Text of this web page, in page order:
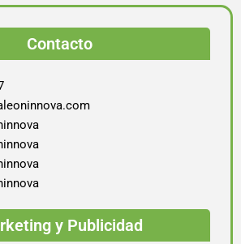
Contacto
y Publicidad